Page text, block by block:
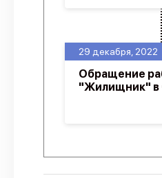
29 декабря, 2022
Обращение
"Жилищник" в